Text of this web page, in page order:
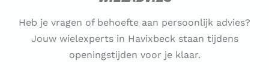
Heb je vragen of behoefte aan persoonlijk advies?
Jouw wielexperts in Havixbeck staan tijdens
openingstijden voor je klaar.